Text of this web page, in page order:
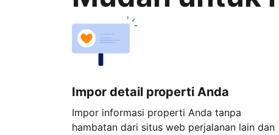
Impor detail properti Anda
Impor informasi properti Anda tanpa
hambatan dari situs web perjalanan lain dan